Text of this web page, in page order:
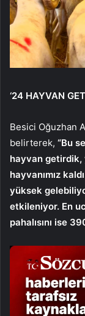
‘24 HAYVAN
Besici Oğuzhan
belirterek, “Bu
hayvan getirdik,
hayvanımız
yüksek
etkileniyor. En
pahalısını ise